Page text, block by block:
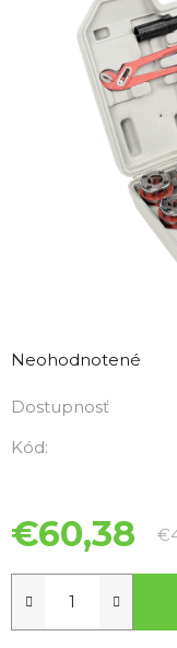
hodnotenie
je
0,0
hviezdičiek.
Neohodnotené
Dostupnosť
Kód:
€60,38